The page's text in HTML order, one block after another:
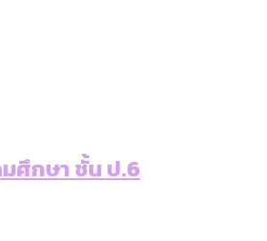
ศึกษา ชั้น ป.6